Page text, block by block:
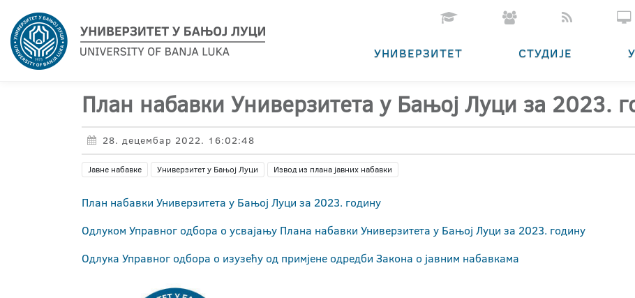
УНИВЕРЗИТЕТ СТУДИЈЕ
План набавки Универзитета у Бањој Луци за 2023.
28. децембар 2022. 16:02:48
Јавне набавке Универзитет у Бањој Луци Извод из плана јавних набавки
План набавки Универзитета у Бањој Луци за 2023. годину
Одлуком Управног одбора о усвајању Плана набавки Универзитета у Бањој Луци за 2023. годину
Одлука Управног одбора о изузећу од примјене одредби Закона о јавним набавкама